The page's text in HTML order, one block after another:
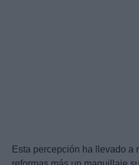
Esta percepción ha llevado a